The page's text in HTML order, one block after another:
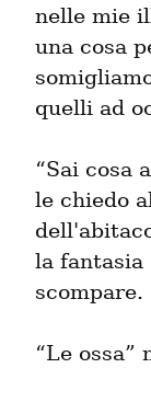
nelle mie
una cosa
quelli ad
“Sai cosa
le chiedo
la fantasia
scompare.
“Le ossa”